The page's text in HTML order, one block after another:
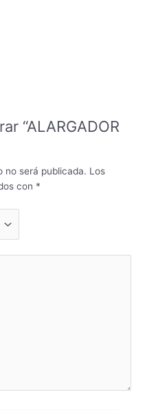
“ALARGADOR
no será publicada. Los
con *